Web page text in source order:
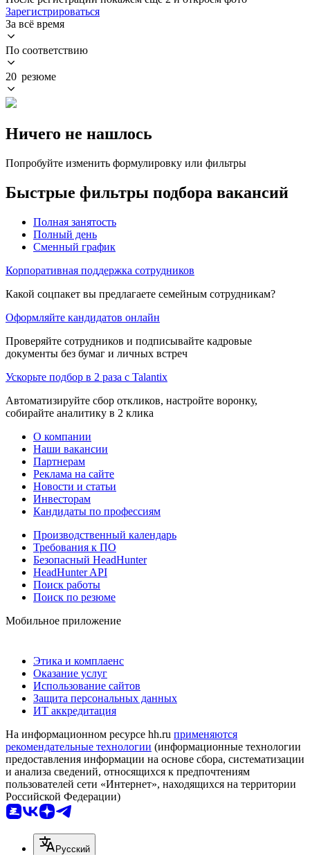
Зарегистрироваться
За всё время
По соответствию
20 резюме
Ничего не нашлось
Попробуйте изменить формулировку или фильтры
Быстрые фильтры подбора вакансий
Полная занятость
Полный день
Сменный график
Корпоративная поддержка сотрудников
Какой соцпакет вы предлагаете семейным сотрудникам?
Оформляйте кандидатов онлайн
Проверяйте сотрудников и подписывайте кадровые
документы без бумаг и личных встреч
Ускорьте подбор в 2 раза с Talantix
Автоматизируйте сбор откликов, настройте воронку,
собирайте аналитику в 2 клика
О компании
Наши вакансии
Партнерам
Реклама на сайте
Новости и статьи
Инвесторам
Кандидаты по профессиям
Производственный календарь
Требования к ПО
Безопасный HeadHunter
HeadHunter API
Поиск работы
Поиск по резюме
Мобильное приложение
Этика и комплаенс
Оказание услуг
Использование сайтов
Защита персональных данных
ИТ аккредитация
На информационном ресурсе hh.ru применяются
рекомендательные технологии (информационные технологии
предоставления информации на основе сбора, систематизации
и анализа сведений, относящихся к предпочтениям
пользователей сети «Интернет», находящихся на территории
Российской Федерации)
Русский